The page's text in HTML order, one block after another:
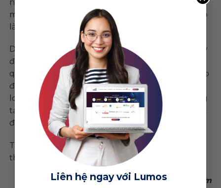
Liên hệ ngay với Lumos
nhưng có vẻ như nó cũng có thể đã phát hiện ra
một số mối lo ngại có thể xảy ra trong tương lai, đó
là lý do tại sao họ cắt giảm chúng.
Dù bằng cách nào, Facebook nói rằng những thay
đổi sẽ không ảnh hưởng đến đại đa số các nhà
quảng cáo và nhiều tùy chọn nhắm mục tiêu theo
đối tượng khác vẫn có sẵn. Vì vậy, bạn vẫn có thể
loại trừ mọi người nếu muốn, bạn có thể phải sáng
tạo hơn trong suy nghĩ của mình về vấn đề target
đối tượng trong quảng cáo.
Tác động, trong trường hợp này, nên ở mức tối
thiểu, nhưng vẫn đáng được ghi nhận.
Dịch: Tùng Anh / Lumos Việt Nam